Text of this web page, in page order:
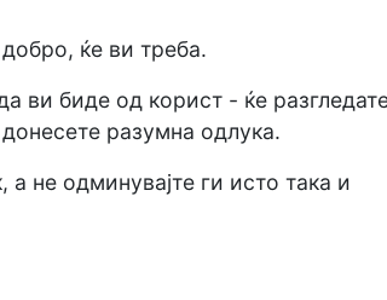
ќе ви треба.
ви биде од корист - ќе
разумна одлука.
а не одминувајте ги исто така и